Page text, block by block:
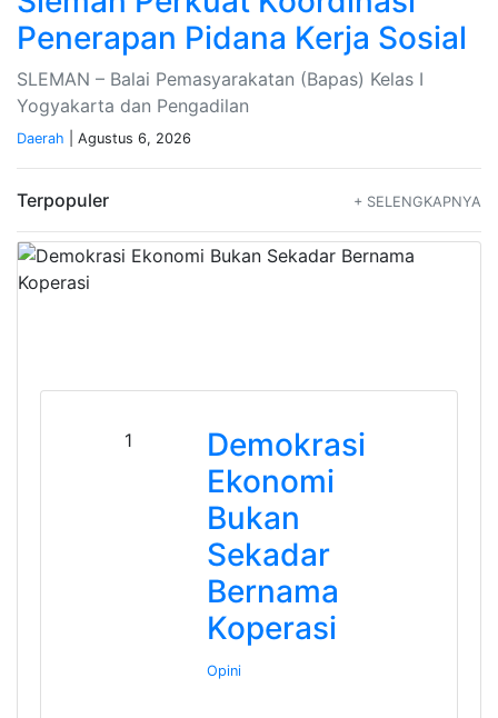
Penerapan Pidana Kerja Sosial
SLEMAN – Balai Pemasyarakatan (Bapas) Kelas I
Yogyakarta dan Pengadilan
Daerah | Agustus 6, 2026
Terpopuler + SELENGKAPNYA
1
Demokrasi
Ekonomi
Bukan
Sekadar
Bernama
Koperasi
Opini